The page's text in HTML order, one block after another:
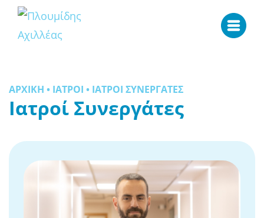
content
ΑΡΧΙΚΗ • ΙΑΤΡΟΙ • ΙΑΤΡΟΙ ΣΥΝΕΡΓΑΤΕΣ
Ιατροί Συνεργάτες